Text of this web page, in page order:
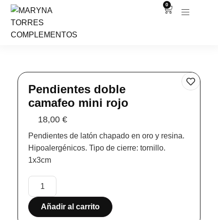
0
Pendientes doble
camafeo mini rojo
18,00€
Pendientes de latón chapado en oro y resina.
Hipoalergénicos. Tipo de cierre: tornillo.
1x3cm
Añadir al carrito